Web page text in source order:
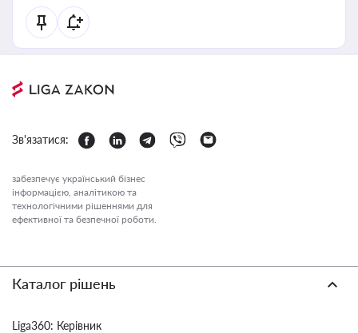
Зв'язатися:
забезпечує український бізнес
інформацією, аналітикою та
технологічними рішеннями для
ефективної та безпечної роботи.
Каталог рішень
Liga360: Керівник